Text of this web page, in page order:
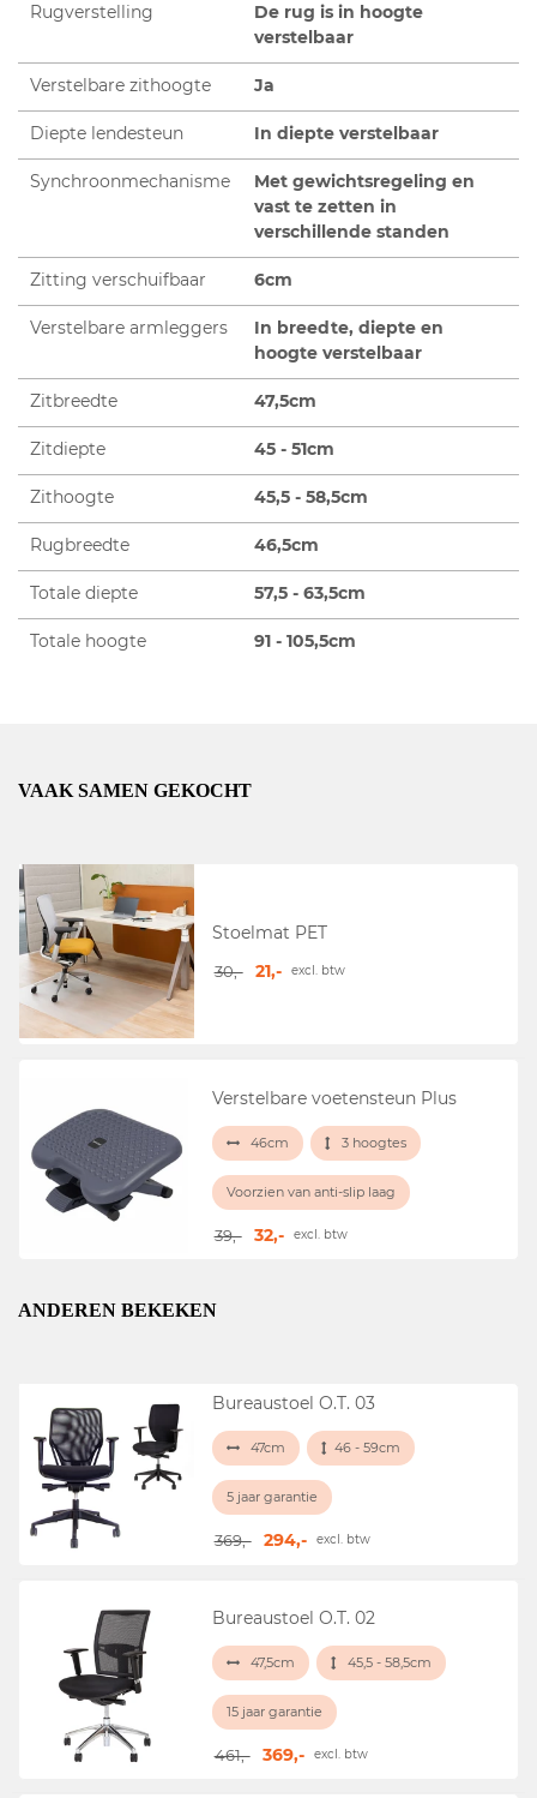
Rugverstelling
De rug is in hoogte
verstelbaar
Verstelbare zithoogte Ja
Diepte lendesteun In diepte verstelbaar
Synchroonmechanisme
Met gewichtsregeling en
vast te zetten in
verschillende standen
Zitting verschuifbaar 6cm
Verstelbare armleggers
In breedte, diepte en
hoogte verstelbaar
Zitbreedte 47,5cm
Zitdiepte 45 - 51cm
Zithoogte 45,5 - 58,5cm
Rugbreedte 46,5cm
Totale diepte 57,5 - 63,5cm
Totale hoogte 91 - 105,5cm
VAAK SAMEN GEKOCHT
Stoelmat PET
30,- 21,- excl. btw
Verstelbare voetensteun Plus
46cm 3 hoogtes
Voorzien van anti-slip laag
39,- 32,- excl. btw
ANDEREN BEKEKEN
Bureaustoel O.T. 03
47cm 46 - 59cm
5 jaar garantie
369,- 294,- excl. btw
Bureaustoel O.T. 02
47,5cm 45,5 - 58,5cm
15 jaar garantie
461,- 369,- excl. btw